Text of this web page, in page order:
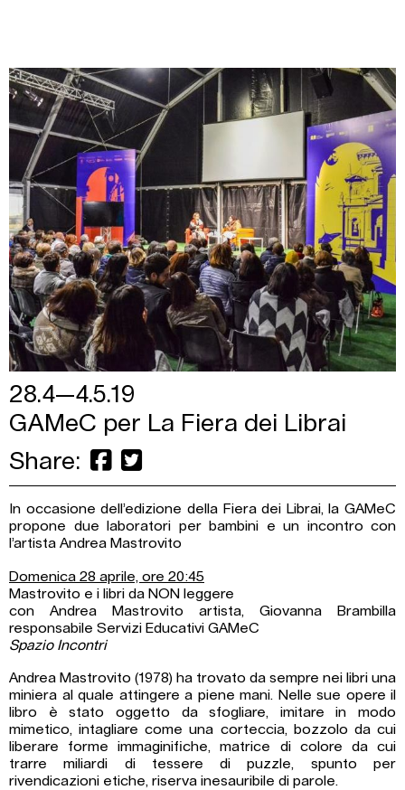
28.4—4.5.19
GAMeC per La Fiera dei Librai
Share:
In occasione dell’edizione della Fiera dei Librai, la GAMeC
propone due laboratori per bambini e un incontro con
l’artista Andrea Mastrovito
Domenica 28 aprile, ore 20:45
Mastrovito e i libri da NON leggere
con Andrea Mastrovito artista, Giovanna Brambilla
responsabile Servizi Educativi GAMeC
Spazio Incontri
Andrea Mastrovito (1978) ha trovato da sempre nei libri una
miniera al quale attingere a piene mani. Nelle sue opere il
libro è stato oggetto da sfogliare, imitare in modo
mimetico, intagliare come una corteccia, bozzolo da cui
liberare forme immaginifiche, matrice di colore da cui
trarre miliardi di tessere di puzzle, spunto per
rivendicazioni etiche, riserva inesauribile di parole.